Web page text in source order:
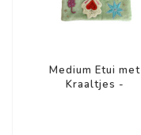
Medium Etui met
Kraaltjes -